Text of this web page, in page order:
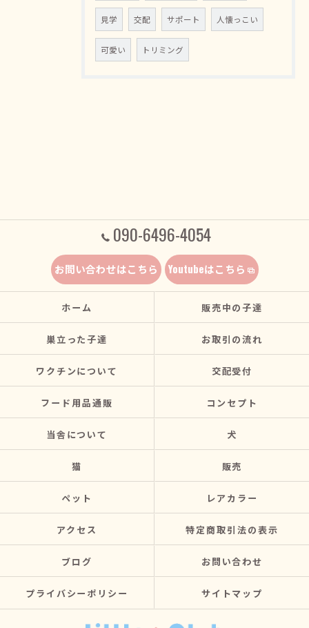
見学 交配 サポート 人懐っこい
可愛い トリミング
090-6496-4054
お問い合わせはこちら Youtubeはこちら
ホーム 販売中の子達
巣立った子達 お取引の流れ
ワクチンについて 交配受付
フード用品通販 コンセプト
当舎について 犬
猫 販売
ペット レアカラー
アクセス 特定商取引法の表示
ブログ お問い合わせ
プライバシーポリシー サイトマップ